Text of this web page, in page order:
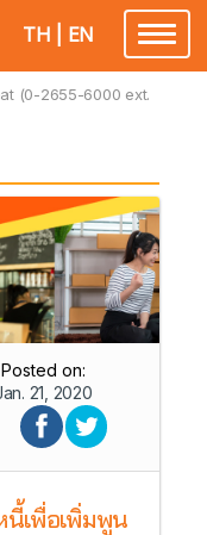
TH EN
(0-2655-6000 ext.
Posted on:
21, 2020
เพื่อเพิ่มพูน